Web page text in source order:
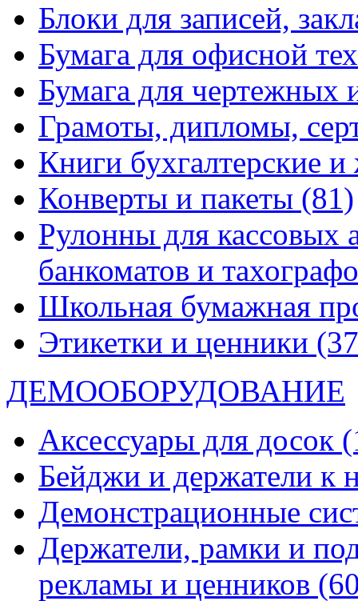
Блоки для записей,
Бумага для офисной
Бумага для чертежных
Грамоты, дипломы,
Книги бухгалтерские
Конверты и пакеты (81)
Рулонны для кассовых
банкоматов и
Школьная бумажная
Этикетки и ценники
ДЕМООБОРУДОВАНИЕ
Аксессуары для досок
Бейджи и держатели к
Демонстрационные
Держатели, рамки и
рекламы и ценников